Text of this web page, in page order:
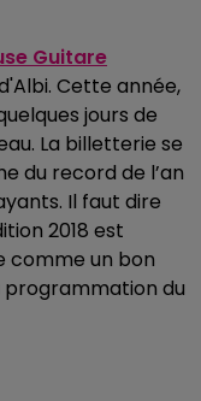
Guitare
Cette année,
jours de
La billetterie se
du record de l’an
Il faut dire
2018 est
comme un bon
programmation du